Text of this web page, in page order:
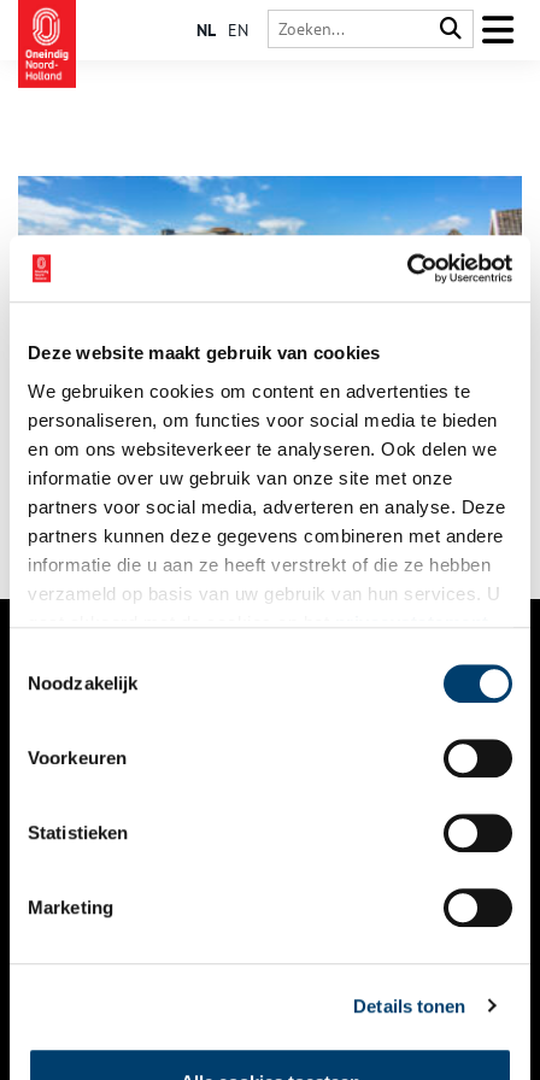
Deze website maakt gebruik van cookies
We gebruiken cookies om content en advertenties te
personaliseren, om functies voor social media te bieden
en om ons websiteverkeer te analyseren. Ook delen we
informatie over uw gebruik van onze site met onze
partners voor social media, adverteren en analyse. Deze
partners kunnen deze gegevens combineren met andere
informatie die u aan ze heeft verstrekt of die ze hebben
verzameld op basis van uw gebruik van hun services. U
Noodzakelijk
Voorkeuren
Statistieken
Marketing
Details tonen
NL EN
Onlangs zijn er nieuwe Atlantikwall Nederland wandel- en
fietsroutes gelanceerd. Met deze blijvende herinnering aan de
strijd om de vrijheid sluit Liberation Route Europe het
lustrumjaar af waarin op grote schaal aandacht was voor het
herdenken en vieren van het einde van de Tweede
Wereldoorlog 80 jaar geleden. Het is voor het eerst dat de
geschiedenis van de Atlantikwall in Nederland op deze actieve
manier in samenhang te ontdekken is.
3 min
VERHALEN
KALENDER
THEMA’S
VIDEO’S
CONTACT